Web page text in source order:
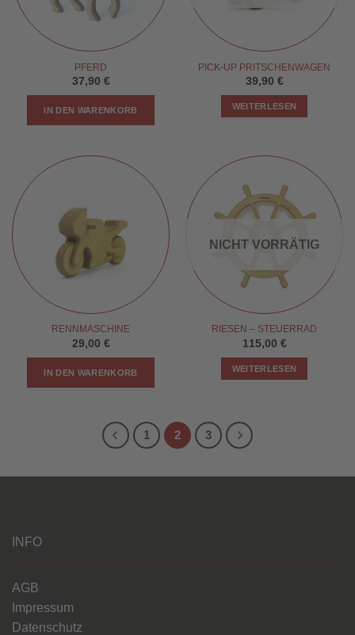
PFERD
37,90 €
IN DEN WARENKORB
PICK-UP PRITSCHENWAGEN
39,90 €
WEITERLESEN
RENNMASCHINE
29,00 €
IN DEN WARENKORB
NICHT VORRÄTIG
RIESEN – STEUERRAD
115,00 €
WEITERLESEN
1 2 3
INFO
AGB
Impressum
Datenschutz